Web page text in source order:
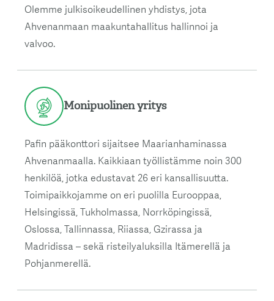
Olemme julkisoikeudellinen yhdistys, jota
Ahvenanmaan maakuntahallitus hallinnoi ja
valvoo.
Monipuolinen yritys
Pafin pääkonttori sijaitsee Maarianhaminassa
Ahvenanmaalla. Kaikkiaan työllistämme noin 300
henkilöä, jotka edustavat 26 eri kansallisuutta.
Toimipaikkojamme on eri puolilla Eurooppaa,
Helsingissä, Tukholmassa, Norrköpingissä,
Oslossa, Tallinnassa, Riiassa, Gzirassa ja
Madridissa – sekä risteilyaluksilla Itämerellä ja
Pohjanmerellä.